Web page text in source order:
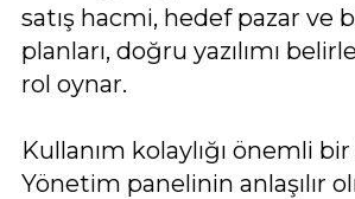
satış hacmi, hedef pazar ve
planları, doğru yazılımı
rol oynar.
Kullanım kolaylığı önemli
Yönetim panelinin anlaşılır